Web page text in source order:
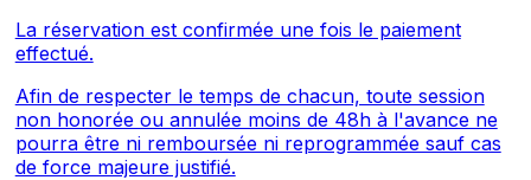
La réservation est confirmée une fois le paiement
effectué.
Afin de respecter le temps de chacun, toute session
non honorée ou annulée moins de 48h à l'avance ne
pourra être ni remboursée ni reprogrammée sauf cas
de force majeure justifié.